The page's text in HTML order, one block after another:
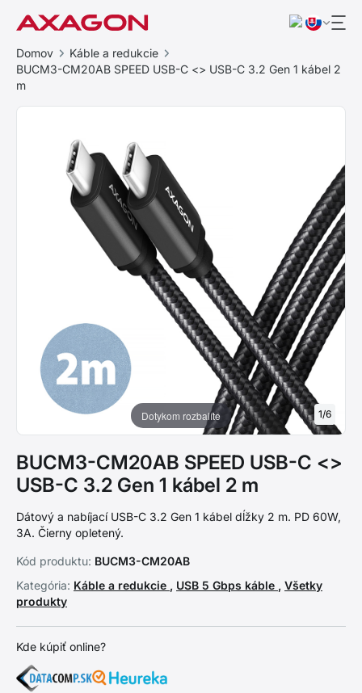
Domov
Káble a redukcie
BUCM3-CM20AB SPEED USB-C <> USB-C 3.2 Gen 1 kábel 2
m
Dotykom rozbalíte 1/6
BUCM3-CM20AB SPEED USB-C <>
USB-C 3.2 Gen 1 kábel 2 m
Dátový a nabíjací USB-C 3.2 Gen 1 kábel dĺžky 2 m. PD 60W,
3A. Čierny opletený.
Kód produktu: BUCM3-CM20AB
Kategória: Káble a redukcie , USB 5 Gbps káble , Všetky
produkty
Kde kúpiť online?